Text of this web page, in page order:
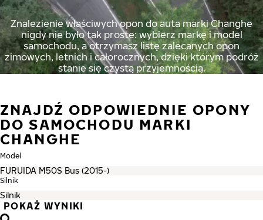
Znalezienie właściwych opon do auta marki Changhe
nigdy nie było tak proste: wybierz markę i model
samochodu, a otrzymasz listę zalecanych opon
zimowych, letnich i całorocznych, dzięki którym podróż
stanie się czystą przyjemnością.
ZNAJDŹ ODPOWIEDNIE OPONY
DO SAMOCHODU MARKI
CHANGHE
Model
Silnik
POKAŻ WYNIKI